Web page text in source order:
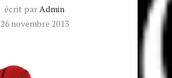
écrit parAdmin
26 novembre 2013